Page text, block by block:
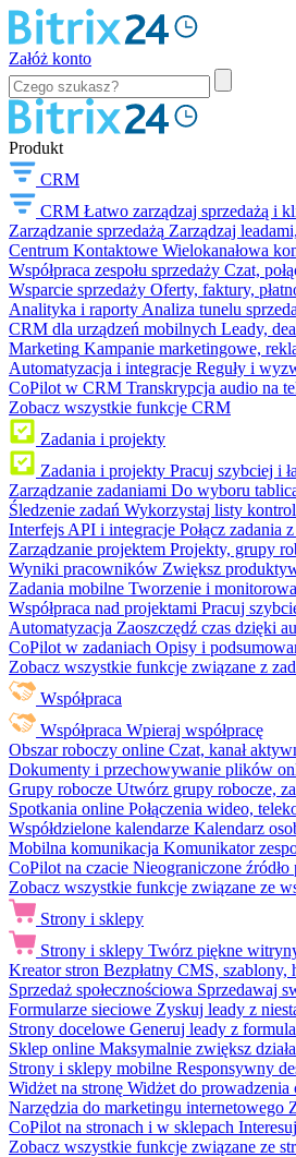
Załóż konto
Produkt
CRM
CRM Łatwo zarządzaj sprzedażą i
Zarządzanie sprzedażą Zarządzaj
Centrum Kontaktowe Wielokanałowa
Współpraca zespołu sprzedaży Czat,
Wsparcie sprzedaży Oferty, faktury,
Analityka i raporty Analiza tunelu
CRM dla urządzeń mobilnych Leady,
Marketing Kampanie marketingowe,
Automatyzacja i integracje Reguły i
CoPilot w CRM Transkrypcja audio na
Zobacz wszystkie funkcje CRM
Zadania i projekty
Zadania i projekty Pracuj szybciej i
Zarządzanie zadaniami Do wyboru
Śledzenie zadań Wykorzystaj listy
Interfejs API i integracje Połącz zadania
Zarządzanie projektem Projekty, grupy
Wyniki pracowników Zwiększ
Zadania mobilne Tworzenie i
Współpraca nad projektami Pracuj
Automatyzacja Zaoszczędź czas dzięki
CoPilot w zadaniach Opisy i
Zobacz wszystkie funkcje związane z
Współpraca
Współpraca Wpieraj współpracę
Obszar roboczy online Czat, kanał
Dokumenty i przechowywanie plików
Grupy robocze Utwórz grupy robocze,
Spotkania online Połączenia wideo,
Współdzielone kalendarze Kalendarz
Mobilna komunikacja Komunikator
CoPilot na czacie Nieograniczone
Zobacz wszystkie funkcje związane ze
Strony i sklepy
Strony i sklepy Twórz piękne
Kreator stron Bezpłatny CMS,
Sprzedaż społecznościowa Sprzedawaj
Formularze sieciowe Zyskuj leady z
Strony docelowe Generuj leady z
Sklep online Maksymalnie zwiększ
Strony i sklepy mobilne Responsywny
Widżet na stronę Widżet do
Narzędzia do marketingu internetowego
CoPilot na stronach i w sklepach
Zobacz wszystkie funkcje związane ze